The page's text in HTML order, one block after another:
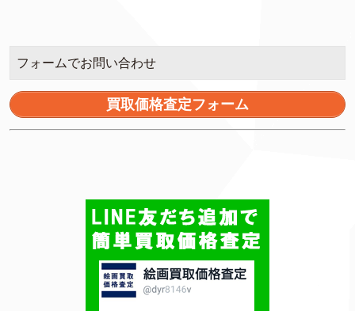
フォームでお問い合わせ
買取価格査定フォーム